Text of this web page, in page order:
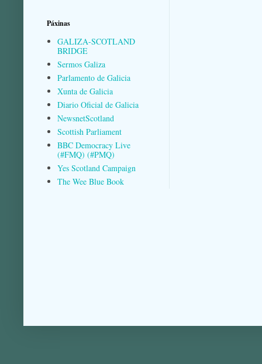
Páxinas
GALIZA-SCOTLAND
BRIDGE
Sermos Galiza
Parlamento de Galicia
Xunta de Galicia
Diario Oficial de Galicia
NewsnetScotland
Scottish Parliament
BBC Democracy Live
(#FMQ) (#PMQ)
Yes Scotland Campaign
The Wee Blue Book